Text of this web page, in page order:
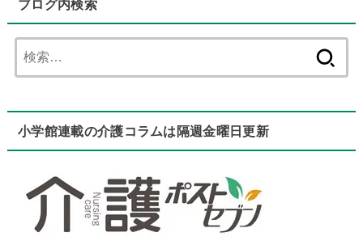
ブログ内検索
索:
小学館連載の介護コラムは隔週金曜日更新